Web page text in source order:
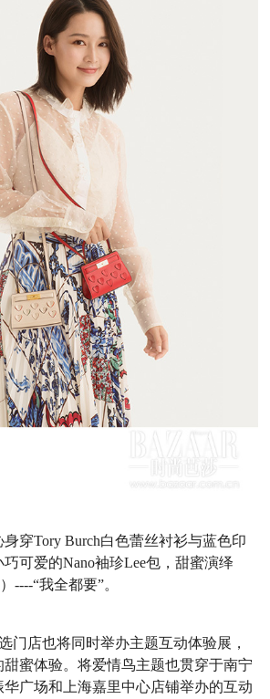
身穿Tory Burch白色蕾丝衬衫与蓝色印
巧可爱的Nano袖珍Lee包，甜蜜演绎
----“我全都要”。
门店也将同时举办主题互动体验展，
蜜体验。将爱情鸟主题也贯穿于南宁
广场和上海嘉里中心店铺举办的互动